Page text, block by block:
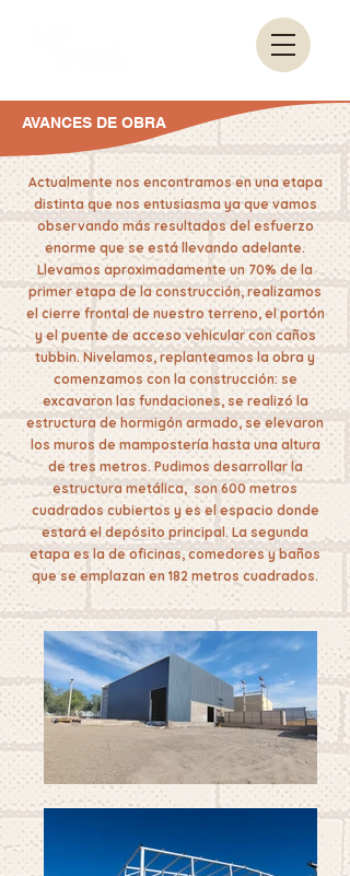
AVANCES DE OBRA
Actualmente nos encontramos en una etapa
distinta que nos entusiasma ya que vamos
observando más resultados del esfuerzo
enorme que se está llevando adelante.
Llevamos aproximadamente un 70% de la
primer etapa de la construcción, realizamos
el cierre frontal de nuestro terreno, el portón
y el puente de acceso vehicular con caños
tubbin. Nivelamos, replanteamos la obra y
comenzamos con la construcción: se
excavaron las fundaciones, se realizó la
estructura de hormigón armado, se elevaron
los muros de mampostería hasta una altura
de tres metros. Pudimos desarrollar la
estructura metálica, son 600 metros
cuadrados cubiertos y es el espacio donde
estará el depósito principal. La segunda
etapa es la de oficinas, comedores y baños
que se emplazan en 182 metros cuadrados.